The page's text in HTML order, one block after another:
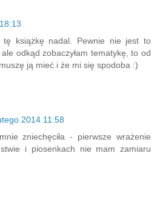
książkę nadal. Pewnie nie jest to
odkąd zobaczyłam tematykę, to od
ją mieć i że mi się spodoba :)
2014 11:58
zniechęciła - pierwsze wrażenie
i piosenkach nie mam zamiaru